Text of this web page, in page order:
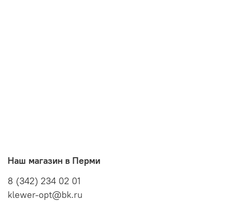
Наш магазин в Перми
8 (342) 234 02 01
klewer-opt@bk.ru